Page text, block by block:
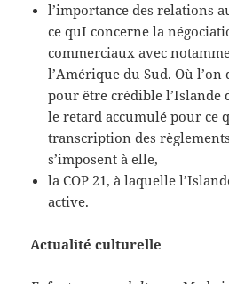
l’importance des relations
ce quI concerne la
commerciaux avec
l’Amérique du Sud. Où
pour être crédible
le retard accumulé pour ce
transcription des
s’imposent à elle,
la COP 21, à laquelle
active.
Actualité culturelle